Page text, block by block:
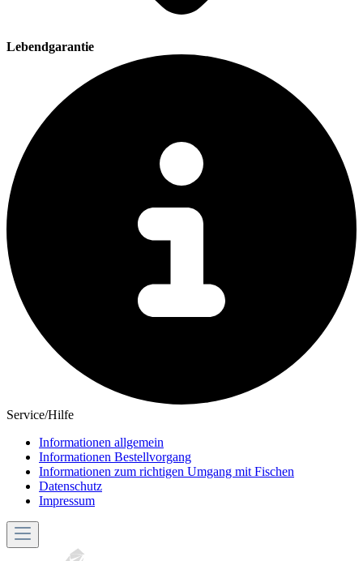
Lebendgarantie
Service/Hilfe
Informationen allgemein
Informationen Bestellvorgang
Informationen zum richtigen Umgang mit Fischen
Datenschutz
Impressum